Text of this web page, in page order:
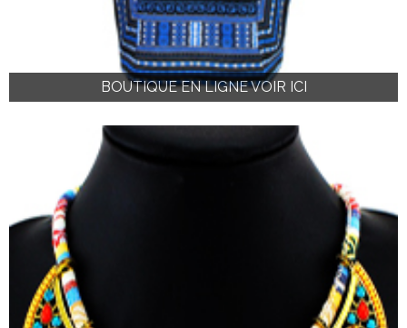
BOUTIQUE EN LIGNE VOIR ICI